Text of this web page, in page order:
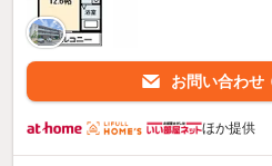
お問い合わせ
ほか提供